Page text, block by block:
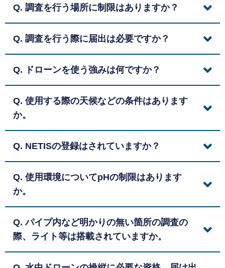
Q. 調査を行う場所に制限はありますか？
Q. 調査を行う際に届出は必要ですか？
Q. ドローンを使う強みは何ですか？
Q. 使用する際の天候などの条件はあります
か。
Q. NETISの登録はされていますか？
Q. 使用環境についてpHの制限はあります
か。
Q. パイプ内など明かりの無い箇所の調査の
際、ライト等は搭載されていますか。